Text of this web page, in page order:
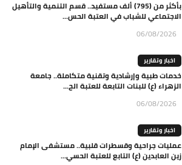
بأكثر من (795) ألف مستفيد.. قسم التنمية والتأهيل
الاجتماعي للشباب في العتبة الحس...
06/08/2026
اخبار وتقارير
خدمات طبية وإرشادية وتقنية متكاملة.. جامعة
الزهراء (ع) للبنات التابعة للعتبة الح...
06/08/2026
اخبار وتقارير
عمليات جراحية وقسطرات قلبية.. مستشفى الإمام
زين العابدين (ع) التابع للعتبة الحسي...